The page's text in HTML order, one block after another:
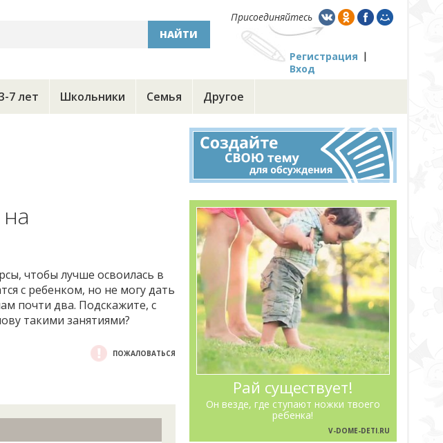
НАЙТИ
Присоединяйтесь
Регистрация
Вход
7 лет Школьники Семья Другое
чтобы лучше освоилась в
с ребенком, но не могу дать
почти два. Подскажите, с
такими занятиями?
ПОЖАЛОВАТЬСЯ
Рай существует!
Он везде, где ступают ножки твоего
ребенка!
V-DOME-DETI.RU